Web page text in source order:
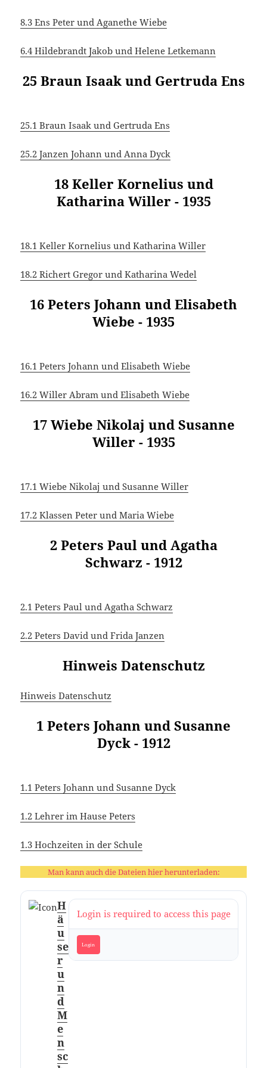
8.3 Ens Peter und Aganethe Wiebe
6.4 Hildebrandt Jakob und Helene Letkemann
25 Braun Isaak und Gertruda Ens
25.1 Braun Isaak und Gertruda Ens
25.2 Janzen Johann und Anna Dyck
18 Keller Kornelius und
Katharina Willer - 1935
18.1 Keller Kornelius und Katharina Willer
18.2 Richert Gregor und Katharina Wedel
16 Peters Johann und Elisabeth
Wiebe - 1935
16.1 Peters Johann und Elisabeth Wiebe
16.2 Willer Abram und Elisabeth Wiebe
17 Wiebe Nikolaj und Susanne
Willer - 1935
17.1 Wiebe Nikolaj und Susanne Willer
17.2 Klassen Peter und Maria Wiebe
2 Peters Paul und Agatha
Schwarz - 1912
2.1 Peters Paul und Agatha Schwarz
2.2 Peters David und Frida Janzen
Hinweis Datenschutz
Hinweis Datenschutz
1 Peters Johann und Susanne
Dyck - 1912
1.1 Peters Johann und Susanne Dyck
1.2 Lehrer im Hause Peters
1.3 Hochzeiten in der Schule
Man kann auch die Dateien hier herunterladen:
H
ä
u
se
r
u
n
d
M
e
n
sc
Login is required to access this page
Login